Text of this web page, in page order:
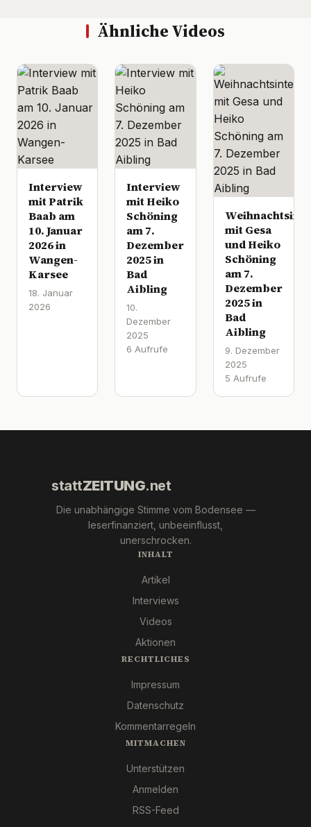
Ähnliche Videos
Interview
mit Patrik
Baab am
10. Januar
2026 in
Wangen-
Karsee
18. Januar
2026
Interview
mit Heiko
Schöning
am 7.
Dezember
2025 in
Bad
Aibling
10.
Dezember
2025
6 Aufrufe
mit Gesa
und Heiko
Schöning
am 7.
Dezember
2025 in
Bad
Aibling
9. Dezember
2025
5 Aufrufe
stattZEITUNG.net
Die unabhängige Stimme vom Bodensee —
leserfinanziert, unbeeinflusst,
unerschrocken.
INHALT
Artikel
Interviews
Videos
Aktionen
RECHTLICHES
Impressum
Datenschutz
Kommentarregeln
MITMACHEN
Unterstützen
Anmelden
RSS-Feed